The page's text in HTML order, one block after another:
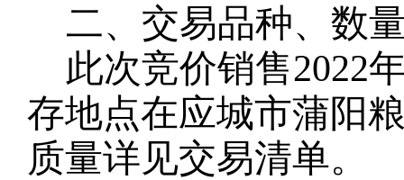
二、交易品种、数
此次竞价销售2022
存地点在应城市蒲阳
质量详见交易清单。